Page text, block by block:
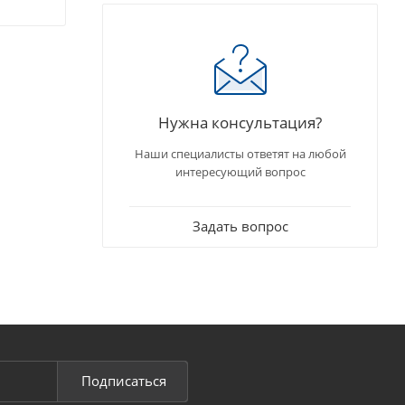
Нужна консультация?
Наши специалисты ответят на любой
интересующий вопрос
Задать вопрос
Подписаться